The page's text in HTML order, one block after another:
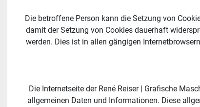
Die betroffene Person kann die Setzung von
damit der Setzung von Cookies dauerhaft
werden. Dies ist in allen gängigen
Die Internetseite der René Reiser | Grafische
allgemeinen Daten und Informationen. Diese